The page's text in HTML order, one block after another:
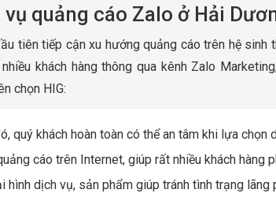
quảng cáo Zalo ở Hải
tiên tiếp cận xu hướng quảng cáo trên hệ sinh
khách hàng thông qua kênh Zalo
chọn HIG:
quý khách hoàn toàn có thể an tâm khi lựa chọn
cáo trên Internet, giúp rất nhiều khách hàng
dịch vụ, sản phẩm giúp tránh tình trạng